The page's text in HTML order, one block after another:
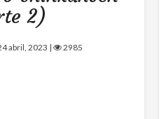
2)
abril, 2023 | 2985